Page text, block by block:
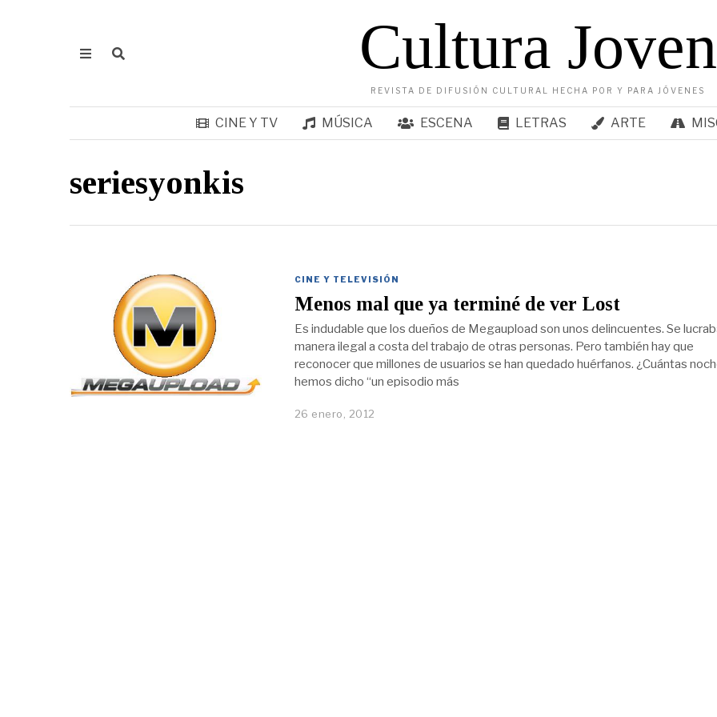
Cultura Joven
REVISTA DE DIFUSIÓN CULTURAL HECHA POR Y PARA JÓVENES
CINE Y TV MÚSICA ESCENA LETRAS ARTE
seriesyonkis
CINE Y TELEVISIÓN
Menos mal que ya terminé de ver Lost
Es indudable que los dueños de Megaupload son unos delincuentes. Se
manera ilegal a costa del trabajo de otras personas. Pero también hay que
reconocer que millones de usuarios se han quedado huérfanos. ¿Cuántas
hemos dicho “un episodio más
26 enero, 2012